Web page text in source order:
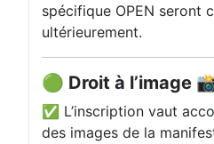
spécifique OPEN seront
ultérieurement.
🟢 Droit à l’image
✅ L’inscription vaut
des images de la